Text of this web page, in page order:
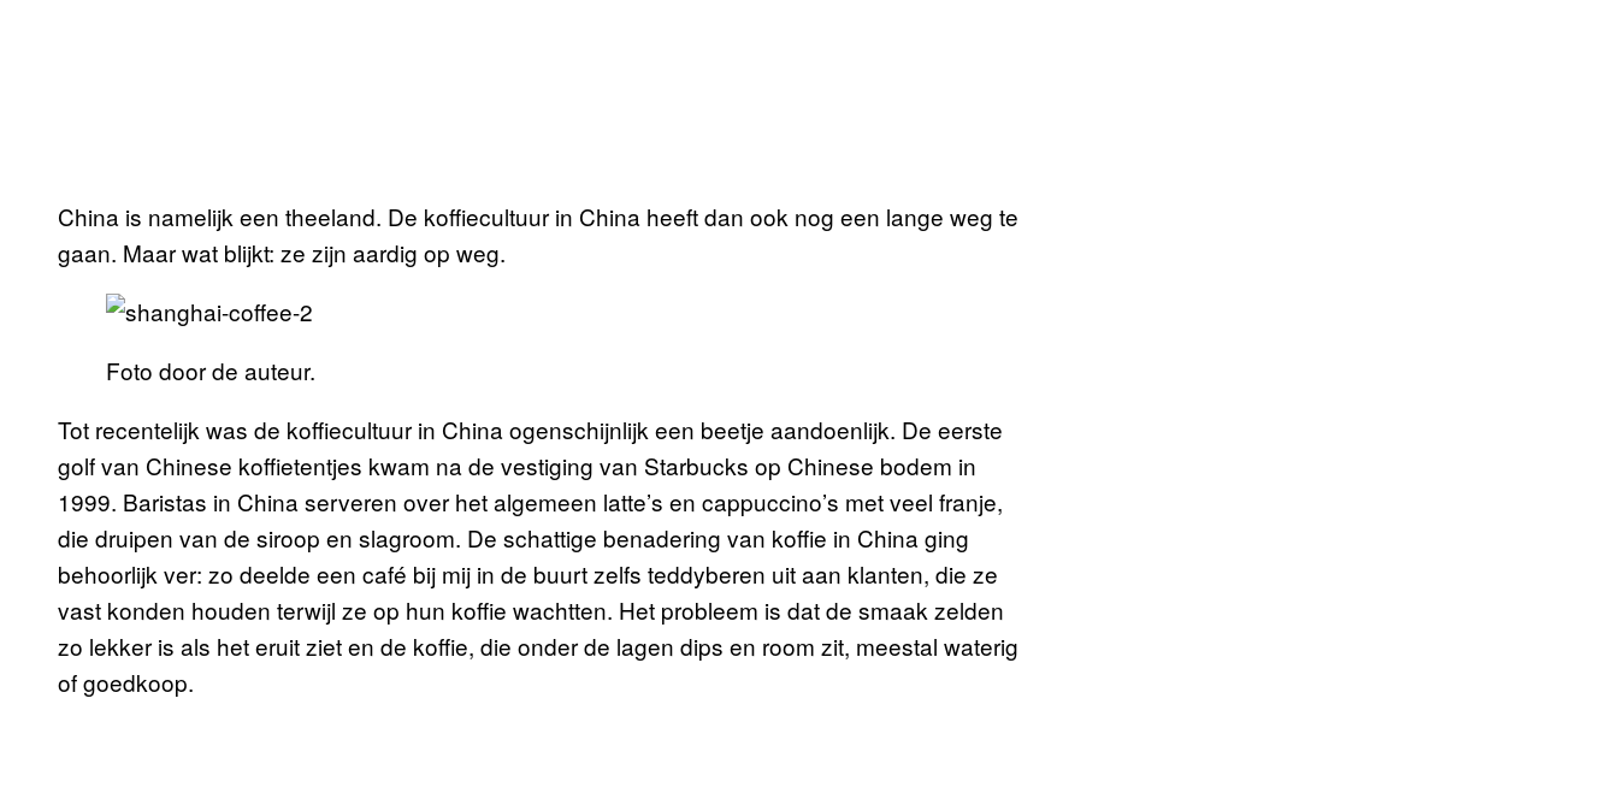
China is namelijk een theeland. De koffiecultuur in China heeft dan ook nog een lange weg te
gaan. Maar wat blijkt: ze zijn aardig op weg.
Foto door de auteur.
Tot recentelijk was de koffiecultuur in China ogenschijnlijk een beetje aandoenlijk. De eerste
golf van Chinese koffietentjes kwam na de vestiging van Starbucks op Chinese bodem in
1999. Baristas in China serveren over het algemeen latte’s en cappuccino’s met veel franje,
die druipen van de siroop en slagroom. De schattige benadering van koffie in China ging
behoorlijk ver: zo deelde een café bij mij in de buurt zelfs teddyberen uit aan klanten, die ze
vast konden houden terwijl ze op hun koffie wachtten. Het probleem is dat de smaak zelden
zo lekker is als het eruit ziet en de koffie, die onder de lagen dips en room zit, meestal waterig
of goedkoop.